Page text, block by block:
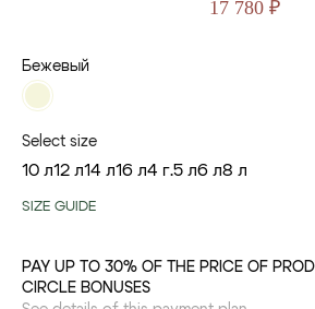
17 780 ₽
Бежевый
Select size
10 л12 л14 л16 л4 г.5 л6 л8 л
SIZE GUIDE
PAY UP TO 30% OF THE PRICE OF
CIRCLE BONUSES